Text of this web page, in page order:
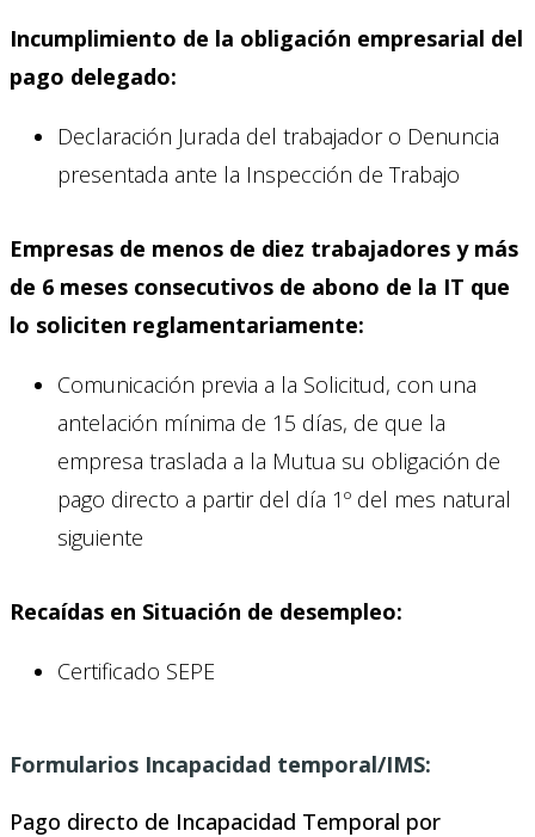
Incumplimiento de la obligación empresarial del
pago delegado:
Declaración Jurada del trabajador o Denuncia
presentada ante la Inspección de Trabajo
Empresas de menos de diez trabajadores y más
de 6 meses consecutivos de abono de la IT que
lo soliciten reglamentariamente:
Comunicación previa a la Solicitud, con una
antelación mínima de 15 días, de que la
empresa traslada a la Mutua su obligación de
pago directo a partir del día 1º del mes natural
siguiente
Recaídas en Situación de desempleo:
Certificado SEPE
Formularios Incapacidad temporal/IMS:
Pago directo de Incapacidad Temporal por